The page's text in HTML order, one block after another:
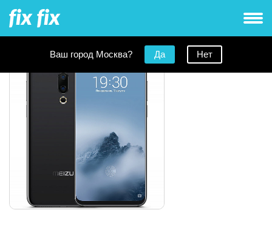
Ваш город Москва? Да Нет